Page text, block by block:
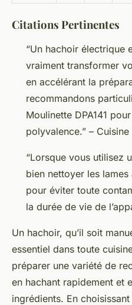
Citations Pertinentes
“Un hachoir électrique
vraiment transformer
en accélérant la
recommandons
Moulinette DPA141
polyvalence.” –
“Lorsque vous utilisez
bien nettoyer les
pour éviter toute
la durée de vie de
Un hachoir, qu’il soit
essentiel dans toute
préparer une variété de
en hachant rapidement et
ingrédients. En